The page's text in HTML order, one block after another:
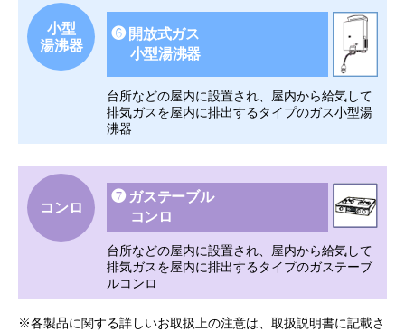
小型
湯沸器
❻ 開放式ガス
小型湯沸器
台所などの屋内に設置され、屋内から給気して
排気ガスを屋内に排出するタイプのガス小型湯
沸器
コンロ
❼ ガステーブル
コンロ
台所などの屋内に設置され、屋内から給気して
排気ガスを屋内に排出するタイプのガステーブ
ルコンロ
※各製品に関する詳しいお取扱上の注意は、取扱説明書に記載さ